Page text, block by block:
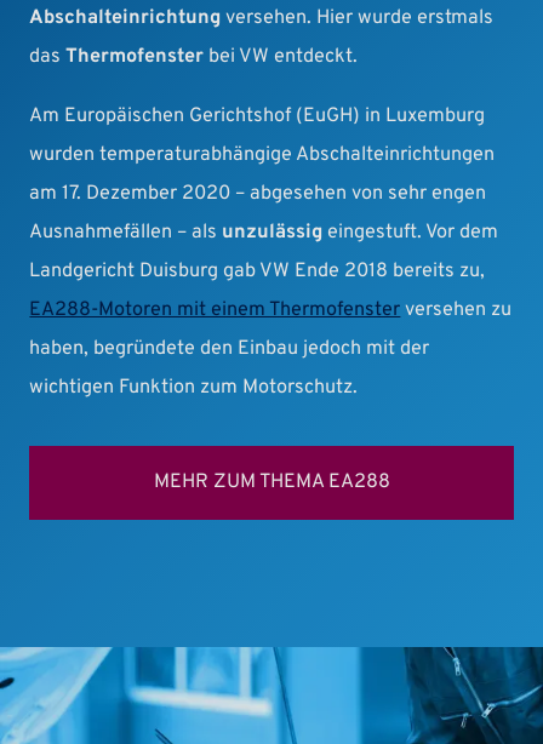
Abschalteinrichtung versehen. Hier wurde erstmals
dasThermofenster bei VW entdeckt.
Am Europäischen Gerichtshof (EuGH) in Luxemburg
wurden temperaturabhängige Abschalteinrichtungen
am 17. Dezember 2020 – abgesehen von sehr engen
Ausnahmefällen – als unzulässig eingestuft. Vor dem
Landgericht Duisburg gab VW Ende 2018 bereits zu,
EA288-Motoren mit einem Thermofenster versehen zu
haben, begründete den Einbau jedoch mit der
wichtigen Funktion zum Motorschutz.
MEHR ZUM THEMA EA288